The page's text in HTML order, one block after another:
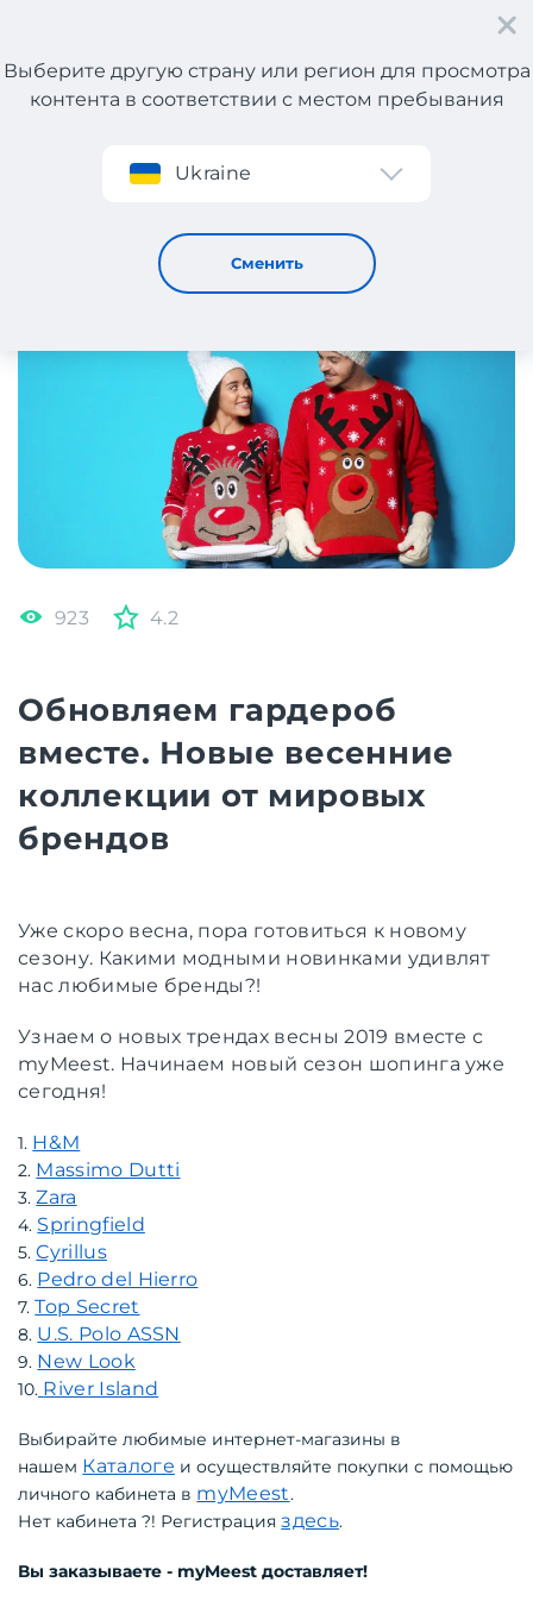
Регистрация
Выберите другую страну или регион для просмотра
контента в соответствии с местом пребывания
Ukraine
Сменить
Обновляем гардероб вместе. Новые весенние
коллекции от мировых брендов
923 4.2
Обновляем гардероб
вместе. Новые весенние
коллекции от мировых
брендов
Уже скоро весна, пора готовиться к новому
сезону. Какими модными новинками удивлят
нас любимые бренды?!
Узнаем о новых трендах весны 2019 вместе с
myMeest. Начинаем новый сезон шопинга уже
сегодня!
1. H&M
2. Massimo Dutti
3. Zara
4. Springfield
5. Cyrillus
6. Pedro del Hierro
7. Top Secret
8. U.S. Polo ASSN
9. New Look
10. River Island
Выбирайте любимые интернет-магазины в
нашем Каталоге и осуществляйте покупки с помощью
личного кабинета в myMeest.
Нет кабинета ?! Регистрация здесь.
Вы заказываете - myMeest доставляет!